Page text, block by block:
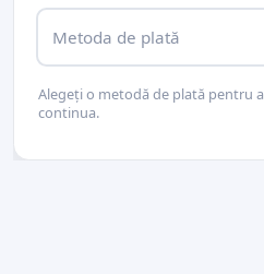
Metoda de plată
Alegeți o metodă de plată pentru a
continua.